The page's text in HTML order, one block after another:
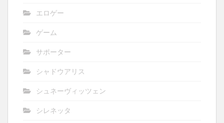
エロゲー
ゲーム
サポーター
シャドウアリス
シュネーヴィッツェン
シレネッタ